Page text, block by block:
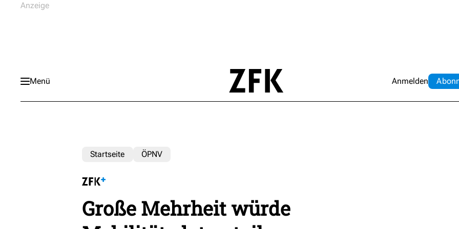
Menü Anmelden Abo
Startseite ÖPNV
Große Mehrheit würde